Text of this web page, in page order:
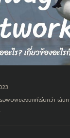
อพยพของนกที่เรียกว่า เส้น